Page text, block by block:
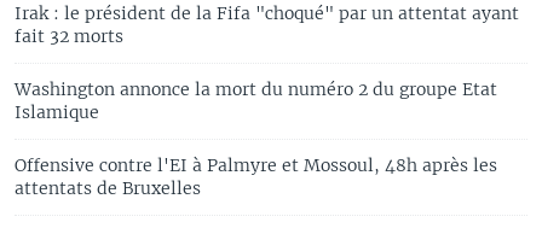
Irak : le président de la Fifa "choqué" par un attentat ayant
fait 32 morts
Washington annonce la mort du numéro 2 du groupe Etat
Islamique
Offensive contre l'EI à Palmyre et Mossoul, 48h après les
attentats de Bruxelles